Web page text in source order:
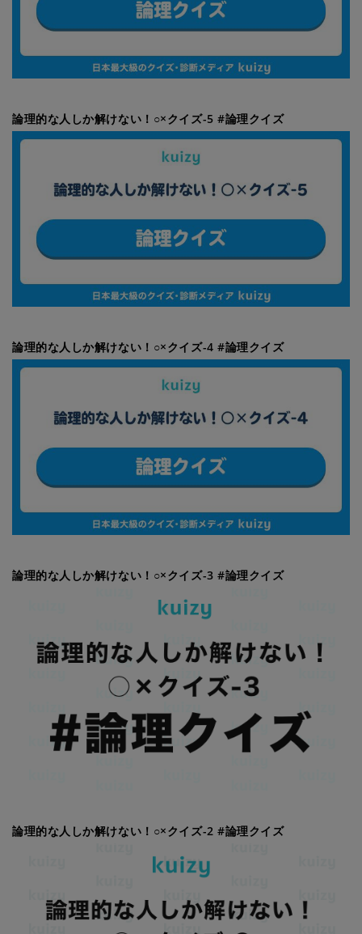
論理的な人しか解けない！○×クイズ-5 #論理クイズ
論理的な人しか解けない！○×クイズ-4 #論理クイズ
論理的な人しか解けない！○×クイズ-3 #論理クイズ
論理的な人しか解けない！○×クイズ-2 #論理クイズ